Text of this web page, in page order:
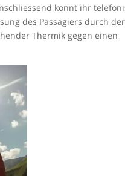
könnt ihr
des Passagiers durch
Thermik gegen einen